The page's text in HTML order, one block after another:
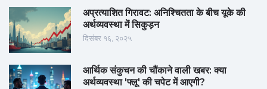
अप्रत्याशित गिरावट: अनिश्चितता के बीच यूके की
अर्थव्यवस्था में सिकुड़न
दिसंबर १६, २०२५
आर्थिक संकुचन की चौंकाने वाली खबर: क्या
अर्थव्यवस्था 'फ्लू' की चपेट में आएगी?